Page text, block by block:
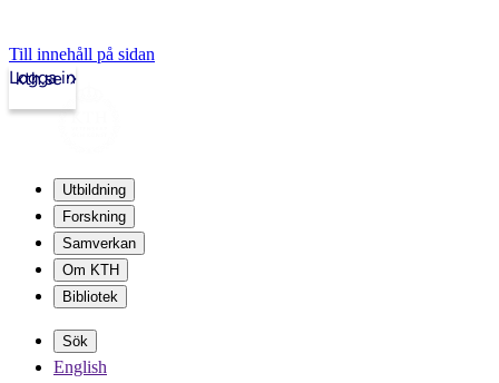
Till innehåll på sidan
kth.se
Logga in
Utbildning
Forskning
Samverkan
Om KTH
Bibliotek
Sök
English